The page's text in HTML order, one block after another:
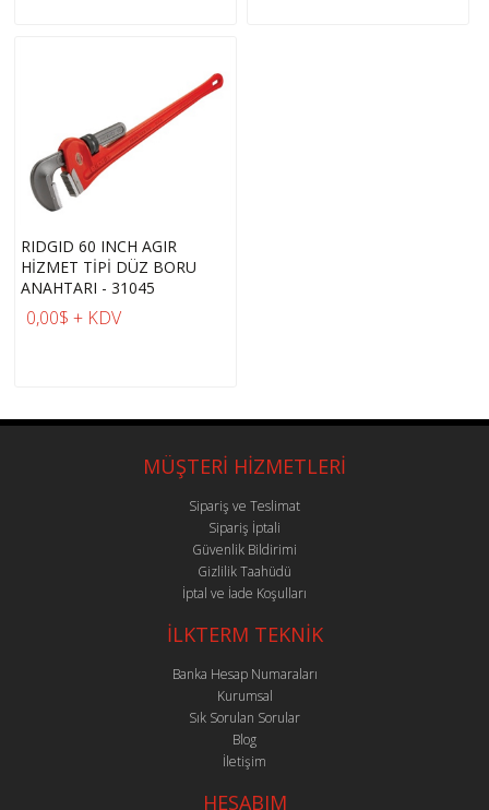
RIDGID 60 INCH AGIR
HİZMET TİPİ DÜZ BORU
ANAHTARI - 31045
0,00$ + KDV
MÜŞTERİ HİZMETLERİ
Sipariş ve Teslimat
Sipariş İptali
Güvenlik Bildirimi
Gizlilik Taahüdü
İptal ve İade Koşulları
İLKTERM TEKNİK
Banka Hesap Numaraları
Kurumsal
Sık Sorulan Sorular
Blog
İletişim
HESABIM